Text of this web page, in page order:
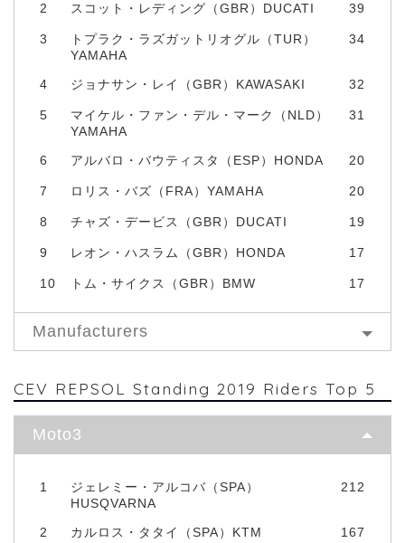
2 スコット・レディング（GBR）DUCATI 39
3
トプラク・ラズガットリオグル（TUR）
YAMAHA
34
4 ジョナサン・レイ（GBR）KAWASAKI 32
5
マイケル・ファン・デル・マーク（NLD）
YAMAHA
31
6 アルバロ・バウティスタ（ESP）HONDA 20
7 ロリス・バズ（FRA）YAMAHA 20
8 チャズ・デービス（GBR）DUCATI 19
9 レオン・ハスラム（GBR）HONDA 17
10 トム・サイクス（GBR）BMW 17
Manufacturers
CEV REPSOL Standing 2019 Riders Top 5
Moto3
1
ジェレミー・アルコバ（SPA）
HUSQVARNA
212
2 カルロス・タタイ（SPA）KTM 167